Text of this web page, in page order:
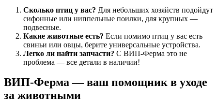
Сколько птиц у вас? Для небольших хозяйств подойдут
сифонные или ниппельные поилки, для крупных —
подвесные.
Какие животные есть? Если помимо птиц у вас есть
свиньи или овцы, берите универсальные устройства.
Легко ли найти запчасти? С ВИП-Ферма это не
проблема — все детали в наличии!
ВИП-Ферма — ваш помощник в уходе
за животными